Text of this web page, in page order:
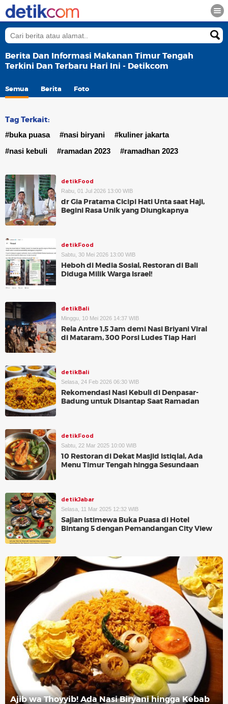
Berita Dan Informasi Makanan Timur Tengah
Terkini Dan Terbaru Hari Ini - Detikcom
Semua Berita Foto
Tag Terkait:
#buka puasa #nasi biryani
#kuliner jakarta
#nasi kebuli
#ramadan 2023 #ramadhan 2023
detikFood
Rabu, 01 Jul 2026 13:00 WIB
dr Gia Pratama Cicipi Hati Unta saat Haji,
Begini Rasa Unik yang Diungkapnya
detikFood
Sabtu, 30 Mei 2026 13:00 WIB
Heboh di Media Sosial, Restoran di Bali
Diduga Milik Warga Israel!
detikBali
Minggu, 10 Mei 2026 14:37 WIB
Rela Antre 1,5 Jam demi Nasi Briyani Viral
di Mataram, 300 Porsi Ludes Tiap Hari
detikBali
Selasa, 24 Feb 2026 06:30 WIB
Rekomendasi Nasi Kebuli di Denpasar-
Badung untuk Disantap Saat Ramadan
detikFood
Sabtu, 22 Mar 2025 10:00 WIB
10 Restoran di Dekat Masjid Istiqlal, Ada
Menu Timur Tengah hingga Sesundaan
detikJabar
Selasa, 11 Mar 2025 12:32 WIB
Sajian Istimewa Buka Puasa di Hotel
Bintang 5 dengan Pemandangan City View
Ajib wa Thoyyib! Ada Nasi Biryani hingga Kebab